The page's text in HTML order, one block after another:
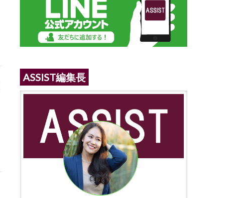
ASSIST編集長